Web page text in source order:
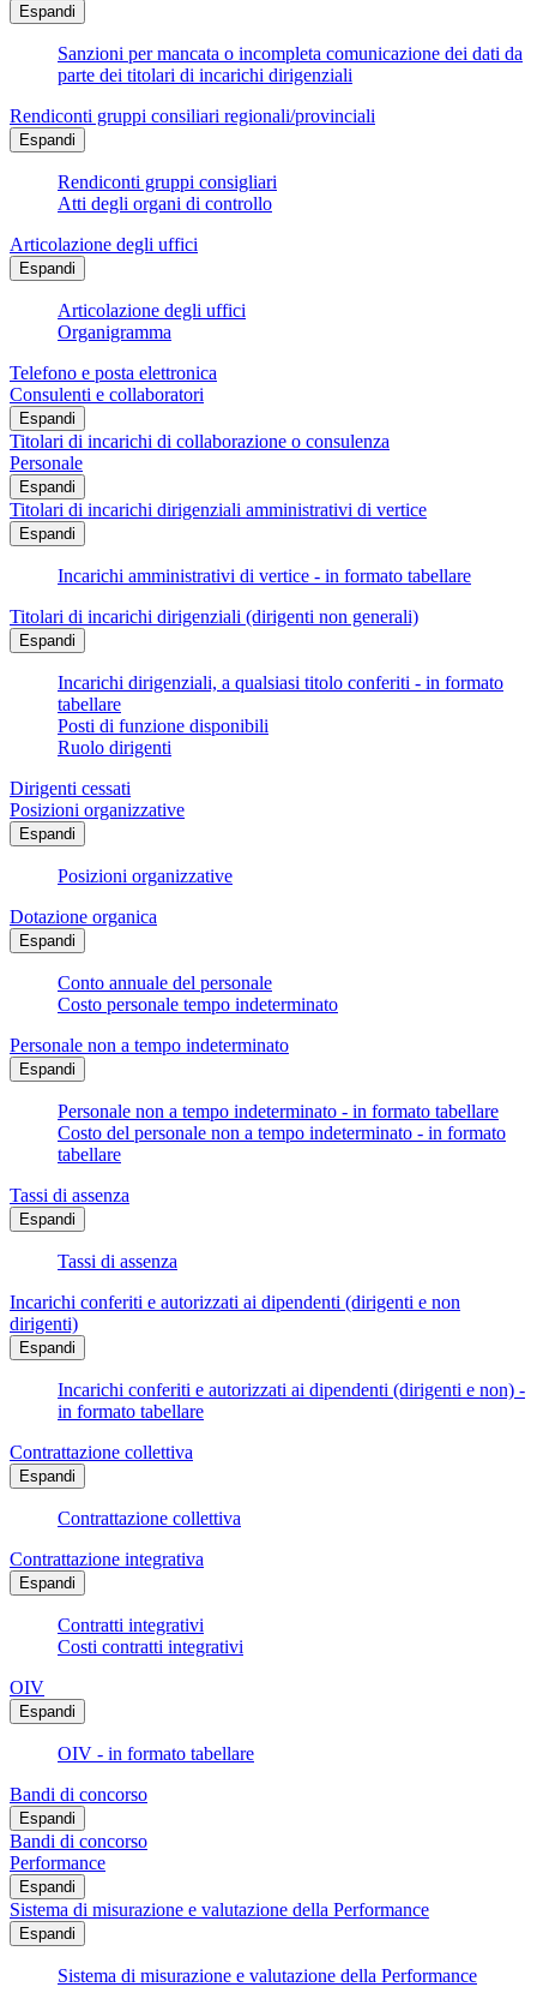
Espandi
Sanzioni per mancata o incompleta comunicazione dei dati da
parte dei titolari di incarichi dirigenziali
Rendiconti gruppi consiliari regionali/provinciali
Espandi
Rendiconti gruppi consigliari
Atti degli organi di controllo
Articolazione degli uffici
Espandi
Articolazione degli uffici
Organigramma
Telefono e posta elettronica
Consulenti e collaboratori
Espandi
Titolari di incarichi di collaborazione o consulenza
Personale
Espandi
Titolari di incarichi dirigenziali amministrativi di vertice
Espandi
Incarichi amministrativi di vertice - in formato tabellare
Titolari di incarichi dirigenziali (dirigenti non generali)
Espandi
Incarichi dirigenziali, a qualsiasi titolo conferiti - in formato
tabellare
Posti di funzione disponibili
Ruolo dirigenti
Dirigenti cessati
Posizioni organizzative
Espandi
Posizioni organizzative
Dotazione organica
Espandi
Conto annuale del personale
Costo personale tempo indeterminato
Personale non a tempo indeterminato
Espandi
Personale non a tempo indeterminato - in formato tabellare
Costo del personale non a tempo indeterminato - in formato
tabellare
Tassi di assenza
Espandi
Tassi di assenza
Incarichi conferiti e autorizzati ai dipendenti (dirigenti e non
dirigenti)
Espandi
Incarichi conferiti e autorizzati ai dipendenti (dirigenti e non) -
in formato tabellare
Contrattazione collettiva
Espandi
Contrattazione collettiva
Contrattazione integrativa
Espandi
Contratti integrativi
Costi contratti integrativi
OIV
Espandi
OIV - in formato tabellare
Bandi di concorso
Espandi
Bandi di concorso
Performance
Espandi
Sistema di misurazione e valutazione della Performance
Espandi
Sistema di misurazione e valutazione della Performance